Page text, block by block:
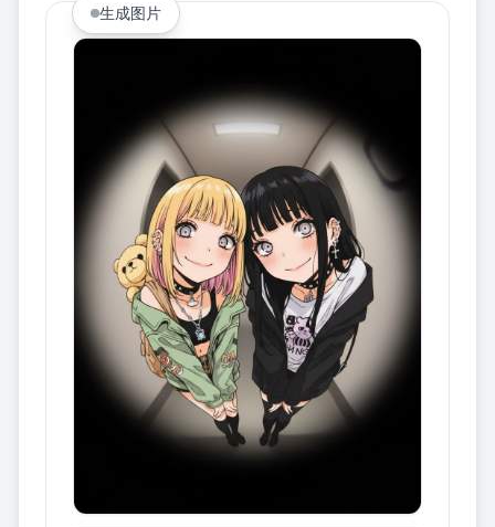
生成图片